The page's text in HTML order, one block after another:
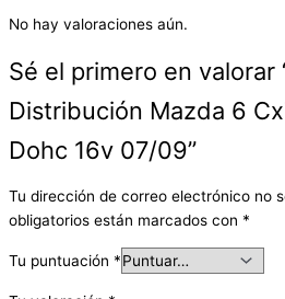
No hay valoraciones aún.
Sé el primero en valorar
Distribución Mazda 6
Dohc 16v 07/09”
Tu dirección de correo electrónico no
obligatorios están marcados con *
Tu puntuación *